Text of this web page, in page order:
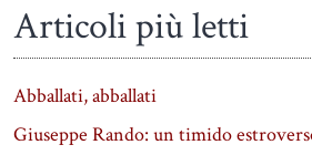
Articoli più letti
Abballati, abballati
Giuseppe Rando: un timido